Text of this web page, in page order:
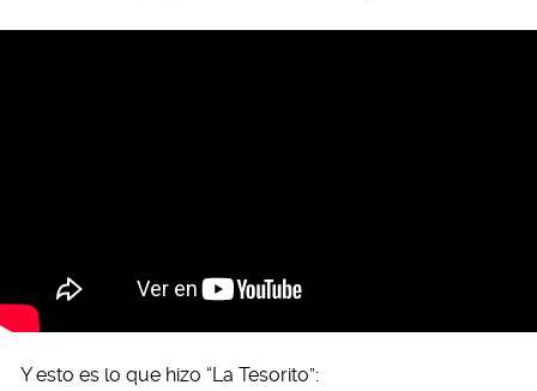
Y esto es lo que hizo “La Tesorito”: